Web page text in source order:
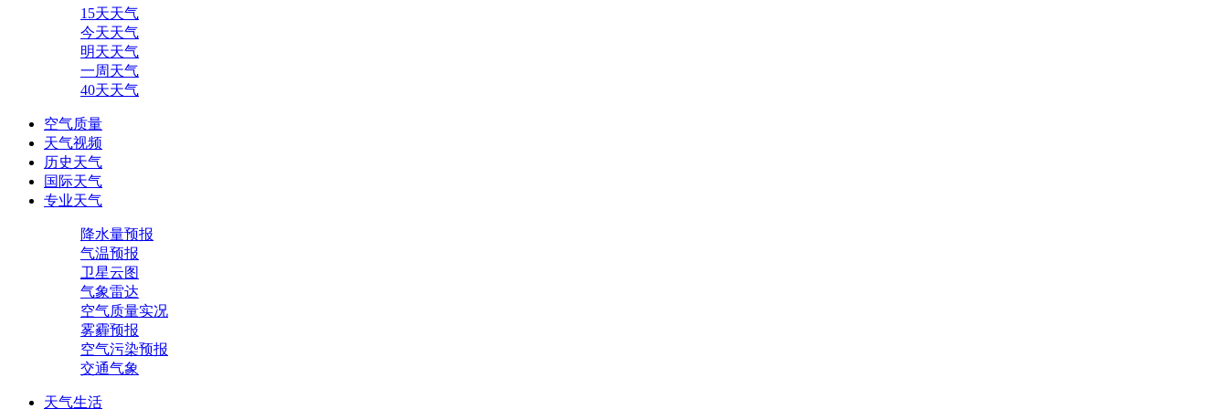
15天天气
今天天气
明天天气
一周天气
40天天气
空气质量
天气视频
历史天气
国际天气
专业天气
降水量预报
气温预报
卫星云图
气象雷达
空气质量实况
雾霾预报
空气污染预报
交通气象
天气生活